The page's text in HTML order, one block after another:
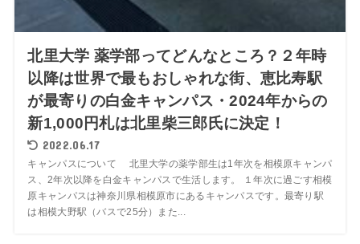
北里大学 薬学部ってどんなところ？２年時
以降は世界で最もおしゃれな街、恵比寿駅
が最寄りの白金キャンパス・2024年からの
新1,000円札は北里柴三郎氏に決定！
2022.06.17
キャンパスについて 北里大学の薬学部生は1年次を相模原キャンパ
ス、2年次以降を白金キャンパスで生活します。 １年次に過ごす相模
原キャンパスは神奈川県相模原市にあるキャンパスです。最寄り駅
は相模大野駅（バスで25分）また...